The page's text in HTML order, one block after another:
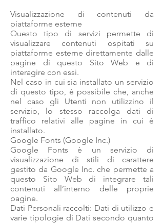
Visualizzazione di contenuti da
piattaforme esterne
Questo tipo di servizi permette di
visualizzare contenuti ospitati su
piattaforme esterne direttamente dalle
pagine di questo Sito Web e di
interagire con essi.
Nel caso in cui sia installato un servizio
di questo tipo, è possibile che, anche
nel caso gli Utenti non utilizzino il
servizio, lo stesso raccolga dati di
traffico relativi alle pagine in cui è
installato.
Google Fonts (Google Inc.)
Google Fonts è un servizio di
visualizzazione di stili di carattere
gestito da Google Inc. che permette a
questo Sito Web di integrare tali
contenuti all’interno delle proprie
pagine.
Dati Personali raccolti: Dati di utilizzo e
varie tipologie di Dati secondo quanto